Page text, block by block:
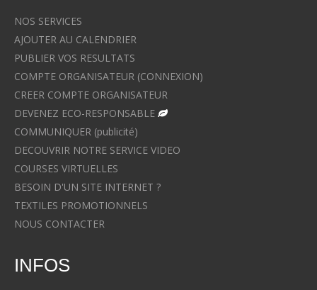
NOS SERVICES
AJOUTER AU CALENDRIER
PUBLIER VOS RESULTATS
COMPTE ORGANISATEUR (CONNEXION)
CREER COMPTE ORGANISATEUR
DEVENEZ ECO-RESPONSABLE
COMMUNIQUER (publicité)
DECOUVRIR NOTRE SERVICE VIDEO
COURSES VIRTUELLES
BESOIN D'UN SITE INTERNET ?
TEXTILES PROMOTIONNELS
NOUS CONTACTER
INFOS